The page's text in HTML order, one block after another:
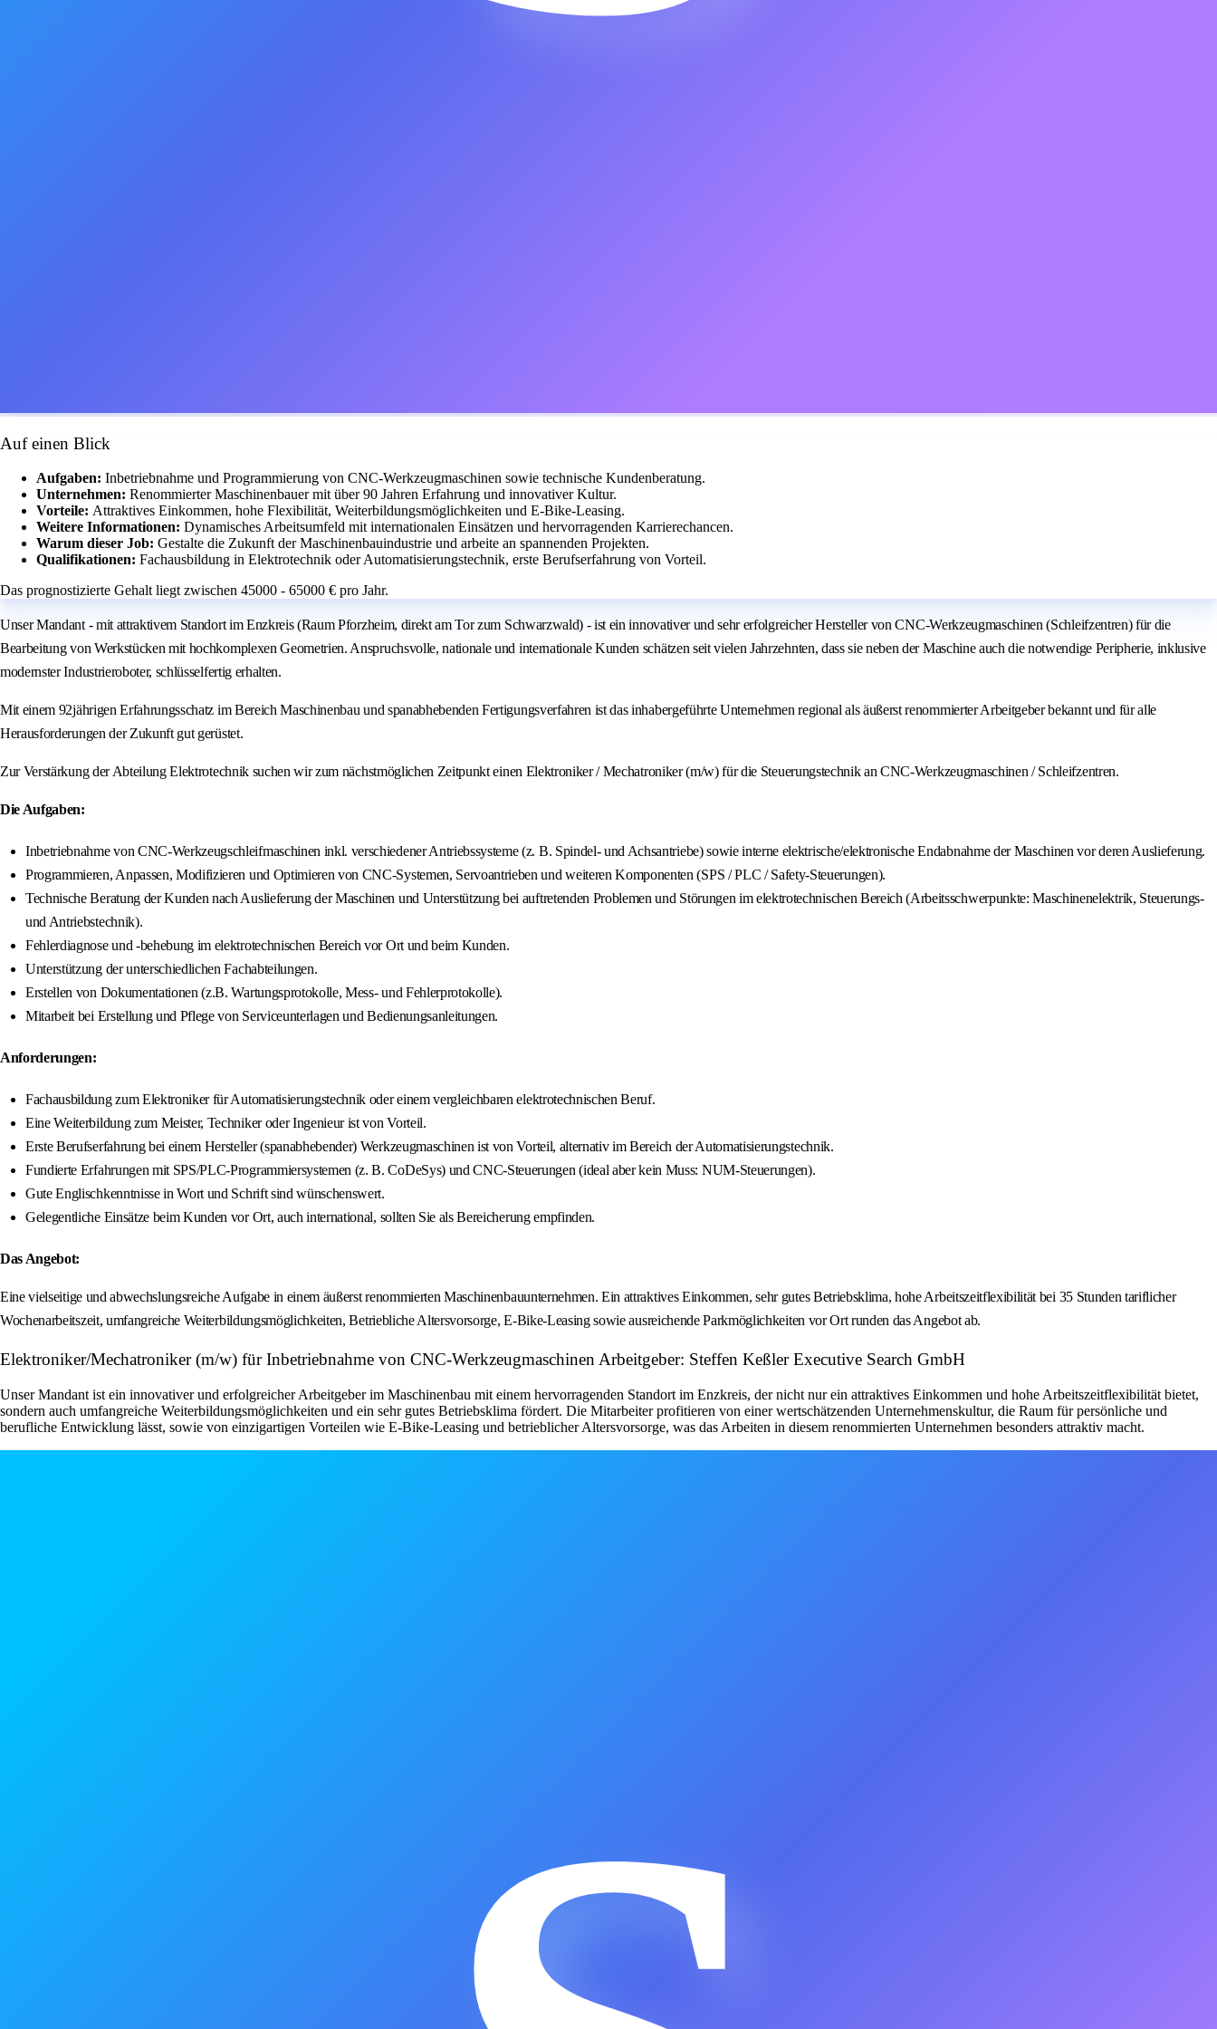
Auf einen Blick
Aufgaben: Inbetriebnahme und Programmierung von CNC-Werkzeugmaschinen sowie technische Kundenberatung.
Unternehmen: Renommierter Maschinenbauer mit über 90 Jahren Erfahrung und innovativer Kultur.
Vorteile: Attraktives Einkommen, hohe Flexibilität, Weiterbildungsmöglichkeiten und E-Bike-Leasing.
Weitere Informationen: Dynamisches Arbeitsumfeld mit internationalen Einsätzen und hervorragenden Karrierechancen.
Warum dieser Job: Gestalte die Zukunft der Maschinenbauindustrie und arbeite an spannenden Projekten.
Qualifikationen: Fachausbildung in Elektrotechnik oder Automatisierungstechnik, erste Berufserfahrung von Vorteil.
Das prognostizierte Gehalt liegt zwischen 45000 - 65000 € pro Jahr.
Unser Mandant - mit attraktivem Standort im Enzkreis (Raum Pforzheim, direkt am Tor zum Schwarzwald) - ist ein innovativer und sehr erfolgreicher Hersteller von CNC-Werkzeugmaschinen (Schleifzentren) für die
Bearbeitung von Werkstücken mit hochkomplexen Geometrien. Anspruchsvolle, nationale und internationale Kunden schätzen seit vielen Jahrzehnten, dass sie neben der Maschine auch die notwendige Peripherie, inklusive
modernster Industrieroboter, schlüsselfertig erhalten.
Mit einem 92jährigen Erfahrungsschatz im Bereich Maschinenbau und spanabhebenden Fertigungsverfahren ist das inhabergeführte Unternehmen regional als äußerst renommierter Arbeitgeber bekannt und für alle
Herausforderungen der Zukunft gut gerüstet.
Zur Verstärkung der Abteilung Elektrotechnik suchen wir zum nächstmöglichen Zeitpunkt einen Elektroniker / Mechatroniker (m/w) für die Steuerungstechnik an CNC-Werkzeugmaschinen / Schleifzentren.
Die Aufgaben:
Inbetriebnahme von CNC-Werkzeugschleifmaschinen inkl. verschiedener Antriebssysteme (z. B. Spindel- und Achsantriebe) sowie interne elektrische/elektronische Endabnahme der Maschinen vor deren Auslieferung.
Programmieren, Anpassen, Modifizieren und Optimieren von CNC-Systemen, Servoantrieben und weiteren Komponenten (SPS / PLC / Safety-Steuerungen).
Technische Beratung der Kunden nach Auslieferung der Maschinen und Unterstützung bei auftretenden Problemen und Störungen im elektrotechnischen Bereich (Arbeitsschwerpunkte: Maschinenelektrik, Steuerungs-
und Antriebstechnik).
Fehlerdiagnose und -behebung im elektrotechnischen Bereich vor Ort und beim Kunden.
Unterstützung der unterschiedlichen Fachabteilungen.
Erstellen von Dokumentationen (z.B. Wartungsprotokolle, Mess- und Fehlerprotokolle).
Mitarbeit bei Erstellung und Pflege von Serviceunterlagen und Bedienungsanleitungen.
Anforderungen:
Fachausbildung zum Elektroniker für Automatisierungstechnik oder einem vergleichbaren elektrotechnischen Beruf.
Eine Weiterbildung zum Meister, Techniker oder Ingenieur ist von Vorteil.
Erste Berufserfahrung bei einem Hersteller (spanabhebender) Werkzeugmaschinen ist von Vorteil, alternativ im Bereich der Automatisierungstechnik.
Fundierte Erfahrungen mit SPS/PLC-Programmiersystemen (z. B. CoDeSys) und CNC-Steuerungen (ideal aber kein Muss: NUM-Steuerungen).
Gute Englischkenntnisse in Wort und Schrift sind wünschenswert.
Gelegentliche Einsätze beim Kunden vor Ort, auch international, sollten Sie als Bereicherung empfinden.
Das Angebot:
Eine vielseitige und abwechslungsreiche Aufgabe in einem äußerst renommierten Maschinenbauunternehmen. Ein attraktives Einkommen, sehr gutes Betriebsklima, hohe Arbeitszeitflexibilität bei 35 Stunden tariflicher
Wochenarbeitszeit, umfangreiche Weiterbildungsmöglichkeiten, Betriebliche Altersvorsorge, E-Bike-Leasing sowie ausreichende Parkmöglichkeiten vor Ort runden das Angebot ab.
Elektroniker/Mechatroniker (m/w) für Inbetriebnahme von CNC-Werkzeugmaschinen Arbeitgeber: Steffen Keßler Executive Search GmbH
Unser Mandant ist ein innovativer und erfolgreicher Arbeitgeber im Maschinenbau mit einem hervorragenden Standort im Enzkreis, der nicht nur ein attraktives Einkommen und hohe Arbeitszeitflexibilität bietet,
sondern auch umfangreiche Weiterbildungsmöglichkeiten und ein sehr gutes Betriebsklima fördert. Die Mitarbeiter profitieren von einer wertschätzenden Unternehmenskultur, die Raum für persönliche und
berufliche Entwicklung lässt, sowie von einzigartigen Vorteilen wie E-Bike-Leasing und betrieblicher Altersvorsorge, was das Arbeiten in diesem renommierten Unternehmen besonders attraktiv macht.